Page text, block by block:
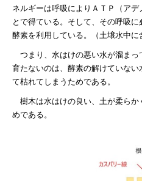
ネルギーは呼吸によりＡＴＰ（ア
とで得ている。そして、その呼吸
酵素を利用している。（土壌水中に
つまり、水はけの悪い水が溜まっ
育たないのは、酵素の解けていな
て枯れてしまうためである。
樹木は水はけの良い、土が柔らか
めである。